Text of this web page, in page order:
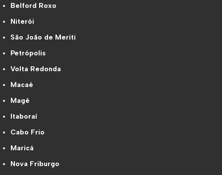
Belford Roxo
Niterói
São João de Meriti
Petrópolis
Volta Redonda
Macaé
Magé
Itaboraí
Cabo Frio
Maricá
Nova Friburgo